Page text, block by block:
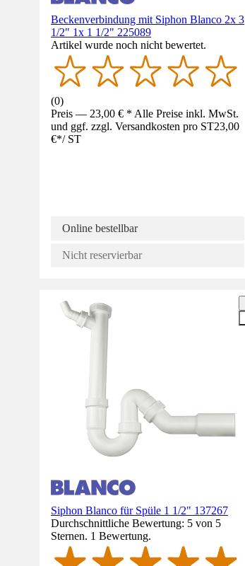
Beckenverbindung mit Siphon Blanco 2x 3
1/2" 1x 1 1/2" 225089
Artikel wurde noch nicht bewertet.
(0)
Preis — 23,00 € * Alle Preise inkl. MwSt.
und ggf. zzgl. Versandkosten pro ST23,00
€*/ ST
Online bestellbar
Nicht reservierbar
Siphon Blanco für Spüle 1 1/2" 137267
Durchschnittliche Bewertung: 5 von 5
Sternen. 1 Bewertung.